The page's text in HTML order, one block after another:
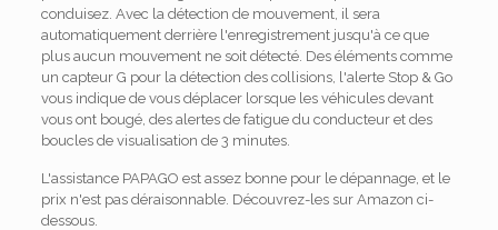
conduisez. Avec la détection de mouvement, il sera
automatiquement derrière l'enregistrement jusqu'à ce que
plus aucun mouvement ne soit détecté. Des éléments comme
un capteur G pour la détection des collisions, l'alerte Stop & Go
vous indique de vous déplacer lorsque les véhicules devant
vous ont bougé, des alertes de fatigue du conducteur et des
boucles de visualisation de 3 minutes.
L'assistance PAPAGO est assez bonne pour le dépannage, et le
prix n'est pas déraisonnable. Découvrez-les sur Amazon ci-
dessous.